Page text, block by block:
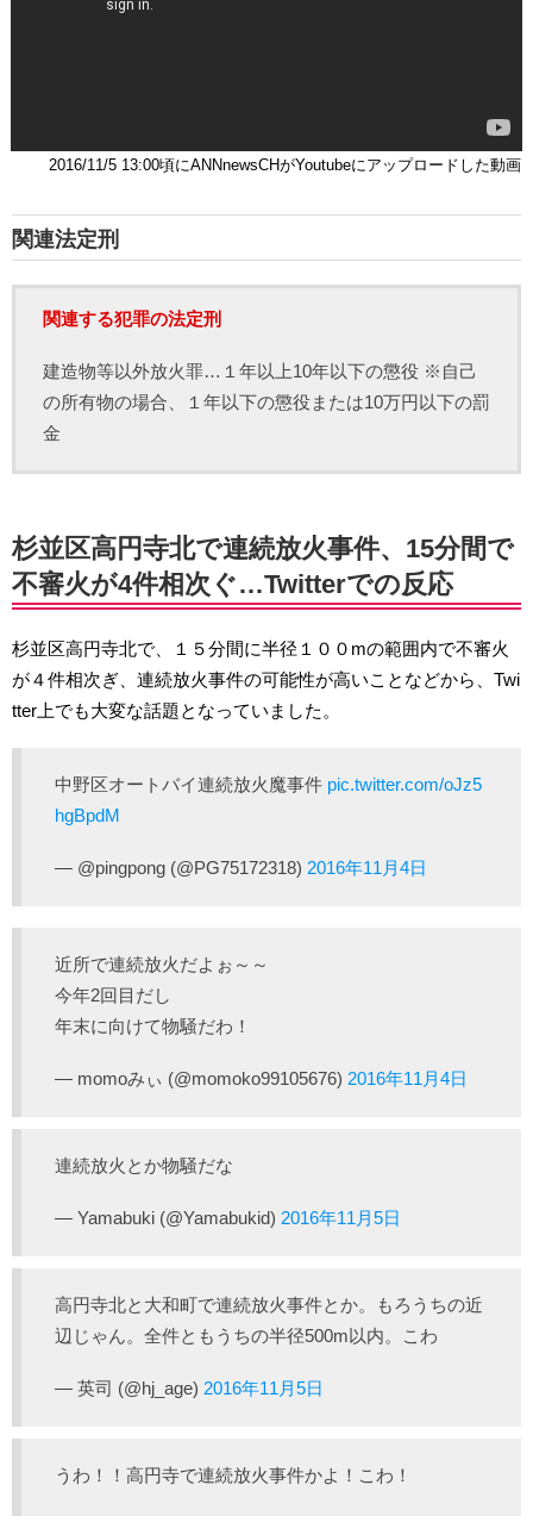
2016/11/5 13:00頃にANNnewsCHがYoutubeにアップロードした動画
関連法定刑
関連する犯罪の法定刑
建造物等以外放火罪…１年以上10年以下の懲役 ※自己
の所有物の場合、１年以下の懲役または10万円以下の罰
金
杉並区高円寺北で連続放火事件、15分間で
不審火が4件相次ぐ…Twitterでの反応
杉並区高円寺北で、１５分間に半径１００mの範囲内で不審火
が４件相次ぎ、連続放火事件の可能性が高いことなどから、Twi
tter上でも大変な話題となっていました。
中野区オートバイ連続放火魔事件 pic.twitter.com/oJz5
hgBpdM
— @pingpong (@PG75172318) 2016年11月4日
近所で連続放火だよぉ～～
今年2回目だし
年末に向けて物騒だわ！
— momoみぃ (@momoko99105676) 2016年11月4日
連続放火とか物騒だな
— Yamabuki (@Yamabukid) 2016年11月5日
高円寺北と大和町で連続放火事件とか。もろうちの近
辺じゃん。全件ともうちの半径500m以内。こわ
— 英司 (@hj_age) 2016年11月5日
うわ！！高円寺で連続放火事件かよ！こわ！